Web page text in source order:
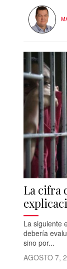
La cifra
La siguiente
debería
sino por...
AGOSTO 7,